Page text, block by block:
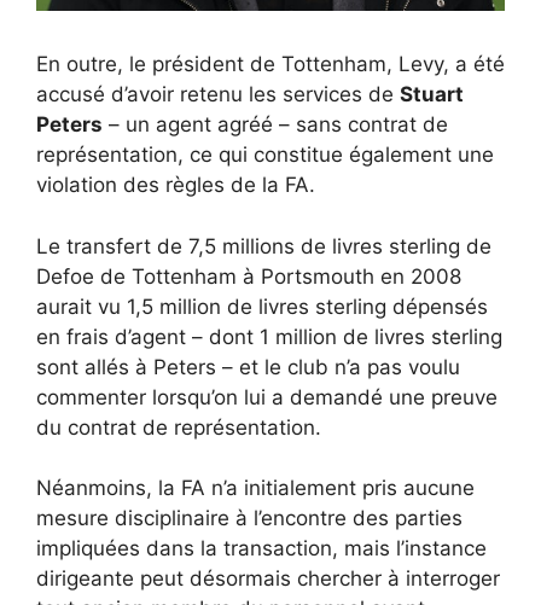
En outre, le président de Tottenham, Levy, a été
accusé d’avoir retenu les services de Stuart
Peters – un agent agréé – sans contrat de
représentation, ce qui constitue également une
violation des règles de la FA.
Le transfert de 7,5 millions de livres sterling de
Defoe de Tottenham à Portsmouth en 2008
aurait vu 1,5 million de livres sterling dépensés
en frais d’agent – dont 1 million de livres sterling
sont allés à Peters – et le club n’a pas voulu
commenter lorsqu’on lui a demandé une preuve
du contrat de représentation.
Néanmoins, la FA n’a initialement pris aucune
mesure disciplinaire à l’encontre des parties
impliquées dans la transaction, mais l’instance
dirigeante peut désormais chercher à interroger